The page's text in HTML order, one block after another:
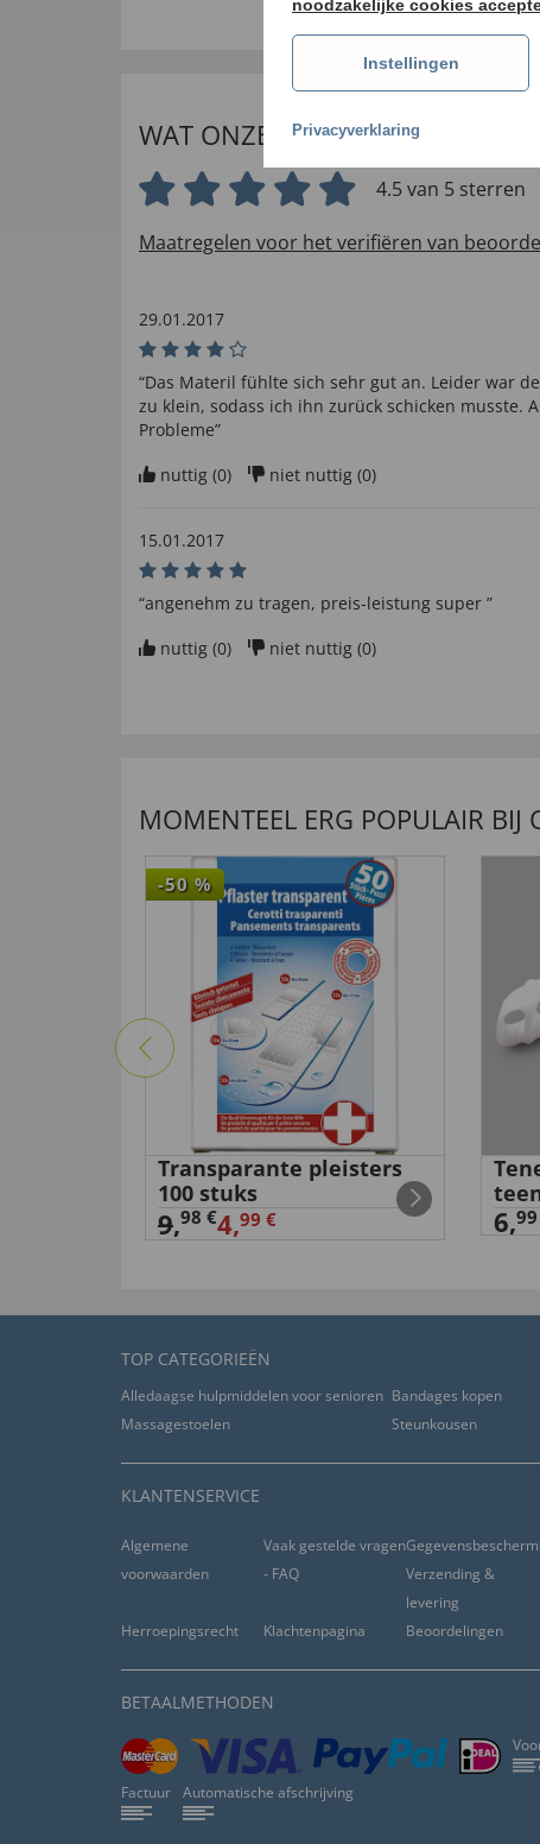
WAT ONZE INTERNATIONALE
4.5 van 5 sterren
Maatregelen voor het verifiëren van
29.01.2017
“Das Materil fühlte sich sehr gut an. Leider war
zu klein, sodass ich ihn zurück schicken musste.
Probleme”
nuttig (0) niet nuttig (0)
15.01.2017
“angenehm zu tragen, preis-leistung super ”
nuttig (0) niet nuttig (0)
MOMENTEEL ERG POPULAIR BIJ
-50 %
Transparante pleisters
100 stuks
9,98 €4,99 € 6,
TOP CATEGORIEËN
Alledaagse hulpmiddelen voor senioren Bandages kopen
Massagestoelen
Steunkousen
KLANTENSERVICE
Algemene
voorwaarden
Vaak gestelde vragen
- FAQ
Verzending &
levering
Herroepingsrecht
Klachtenpagina Beoordelingen
BETAALMETHODEN
Factuur Automatische afschrijving
noodzakelijke cookies
Instellingen
Privacyverklaring